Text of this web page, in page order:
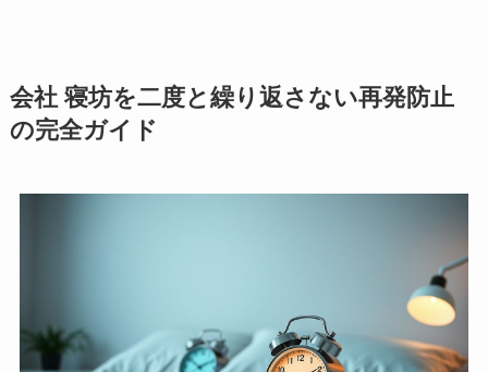
会社 寝坊を二度と繰り返さない再発防止
の完全ガイド